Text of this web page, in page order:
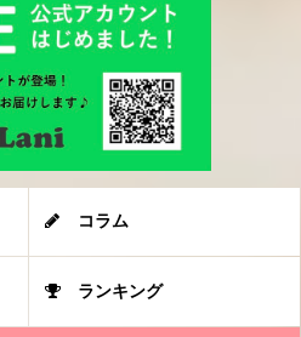
コラム
ランキング